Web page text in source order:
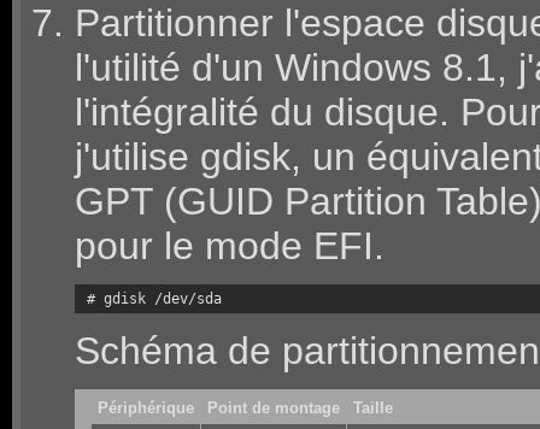
Partitionner l'espace
l'utilité d'un Windows 8.1,
l'intégralité du disque.
j'utilise gdisk, un
GPT (GUID Partition
pour le mode EFI.
# gdisk /dev/sda
Schéma de
Périphérique Point de montage
Taille